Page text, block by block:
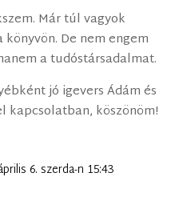
Már túl vagyok
De nem engem
a tudóstársadalmat.
jó igevers Ádám és
kapcsolatban, köszönöm!
6. szerda-n 15:43